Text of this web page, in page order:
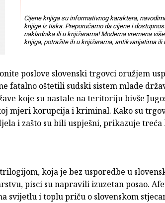
Cijene knjiga su informativnog karaktera,
knjige iz tiska. Preporučamo da cijene i
nakladnika ili u knjižarama! Moderna vremena
knjiga, potražite ih u knjižarama, antikvarijatima ili
poslove slovenski trgovci oružjem
fatalno oštetili sudski sistem mlade
koje su nastale na teritoriju bivše
mjeri korupcija i kriminal. Kako su
i zašto su bili uspješni, prikazuje
koja je bez usporedbe u
pisci su napravili izuzetan posao.
svijetlu i toplu priču o slovenskom